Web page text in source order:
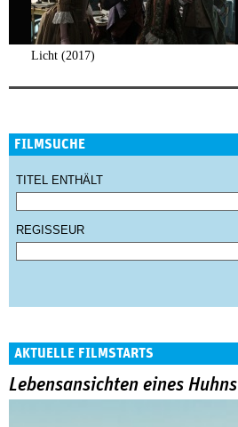
Licht (2017)
FILMSUCHE
TITEL ENTHÄLT
REGISSEUR
AKTUELLE FILMSTARTS
Lebensansichten eines Huhns